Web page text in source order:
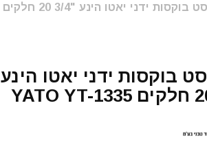
סט בוקסות ידני יאטו הינע "3/4 20 חלקים
סט בוקסות ידני יאטו הינע